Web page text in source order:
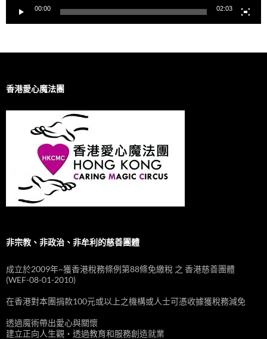
00:00 02:03
香港愛心魔法團
非宗教、非政治、非牟利的慈善團體
成立於2009年~獲香港稅務條例第88條免繳稅 之 香港慈善團體
(WEF-08-01-2010)
在香港對本團捐款100元或以上之機構或人士可憑收據獲稅務減免
透過魔術帶出愛心與關懷
建立正向人生觀‧透過教育和服務創造就業